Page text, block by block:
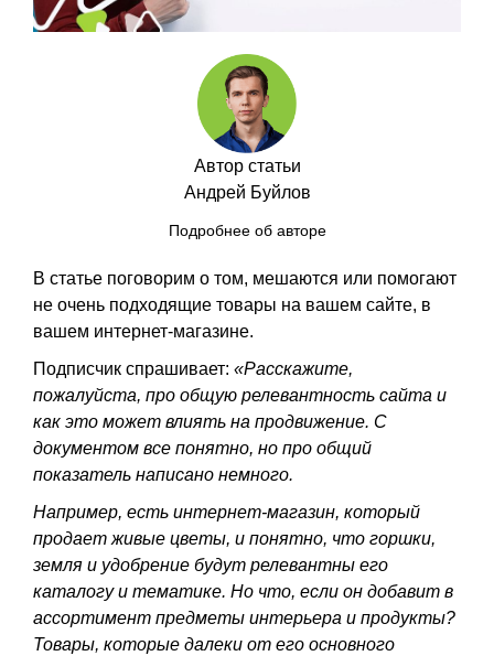
Автор статьи
Андрей Буйлов
Подробнее об авторе
В статье поговорим о том, мешаются или помогают
не очень подходящие товары на вашем сайте, в
вашем интернет-магазине.
Подписчик спрашивает: «Расскажите,
пожалуйста, про общую релевантность сайта и
как это может влиять на продвижение. С
документом все понятно, но про общий
показатель написано немного.
Например, есть интернет-магазин, который
продает живые цветы, и понятно, что горшки,
земля и удобрение будут релевантны его
каталогу и тематике. Но что, если он добавит в
ассортимент предметы интерьера и продукты?
Товары, которые далеки от его основного